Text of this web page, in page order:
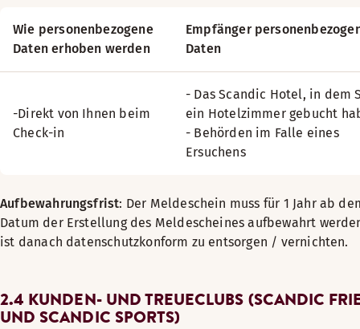
Wie personenbezogene
Daten erhoben werden
Empfänger
Daten
-Direkt von Ihnen beim
Check-in
- Das Scandic Hotel, in dem
ein Hotelzimmer gebucht
- Behörden im Falle eines
Ersuchens
Aufbewahrungsfrist: Der Meldeschein muss für 1 Jahr ab
Datum der Erstellung des Meldescheines aufbewahrt
ist danach datenschutzkonform zu entsorgen / vernichten.
2.4 KUNDEN- UND TREUECLUBS (SCANDIC
UND SCANDIC SPORTS)